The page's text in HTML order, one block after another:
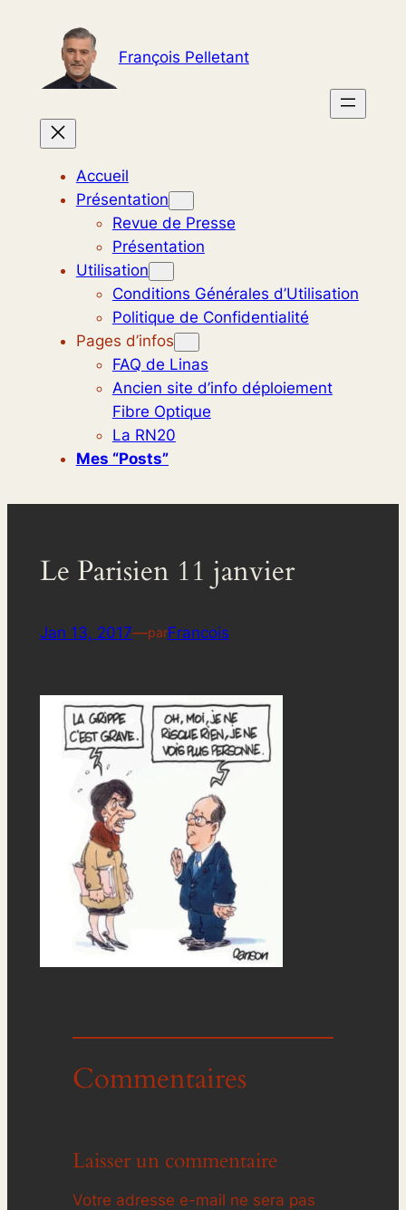
contenu
François Pelletant
Accueil
Présentation
Revue de Presse
Présentation
Utilisation
Conditions Générales d’Utilisation
Politique de Confidentialité
Pages d’infos
FAQ de Linas
Ancien site d’info déploiement
Fibre Optique
La RN20
Mes “posts”
Le Parisien 11 janvier
Jan 13, 2017—parFrancois
Commentaires
Laisser un commentaire
Votre adresse e-mail ne sera pas